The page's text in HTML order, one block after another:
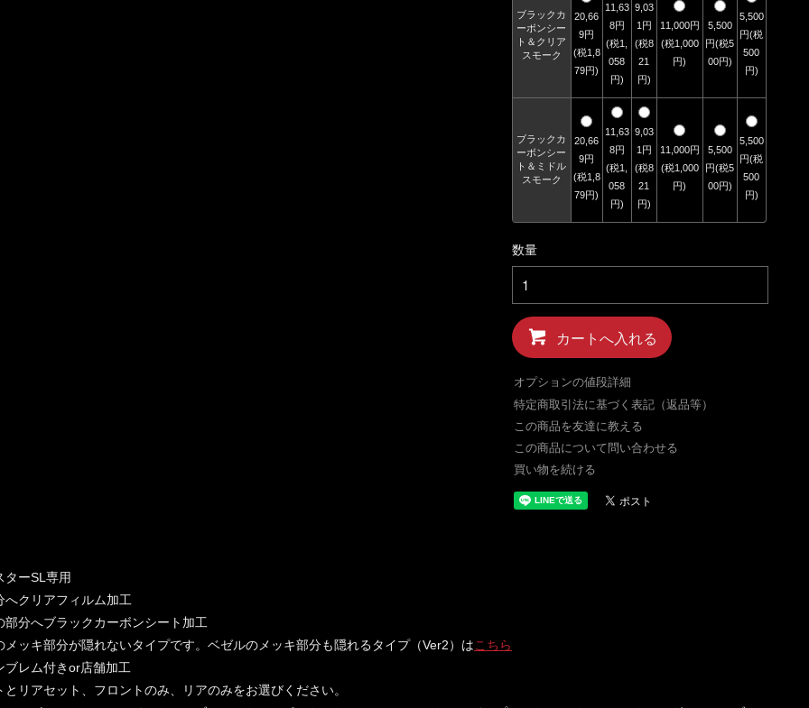
ブラックカ
ーボンシー
ト＆クリア
スモーク
20,66
9円
(税1,8
79円)
11,63
8円
(税1,
058
円)
9,03
1円
(税8
21
円)
11,000円
(税1,000
円)
5,500
円(税5
00円)
5,500
円(税
500
円)
ブラックカ
ーボンシー
ト＆ミドル
スモーク
20,66
9円
(税1,8
79円)
11,63
8円
(税1,
058
円)
9,03
1円
(税8
21
円)
11,000円
(税1,000
円)
5,500
円(税5
00円)
5,500
円(税
500
円)
数量
カートへ入れる
オプションの値段詳細
特定商取引法に基づく表記（返品等）
この商品を友達に教える
この商品について問い合わせる
買い物を続ける
ターSL専用
へクリアフィルム加工
部分へブラックカーボンシート加工
メッキ部分が隠れないタイプです。ベゼルのメッキ部分も隠れるタイプ（Ver2）はこちら
ブレム付きor店舗加工
とリアセット、フロントのみ、リアのみをお選びください。